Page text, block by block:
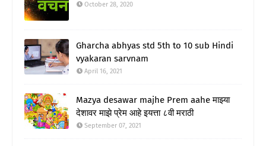
October 28, 2020
Gharcha abhyas std 5th to 10 sub Hindi
vyakaran sarvnam
April 16, 2021
Mazya desawar majhe Prem aahe माझ्या
देशावर माझे प्रेम आहे इयत्ता ८वी मराठी
September 07, 2021